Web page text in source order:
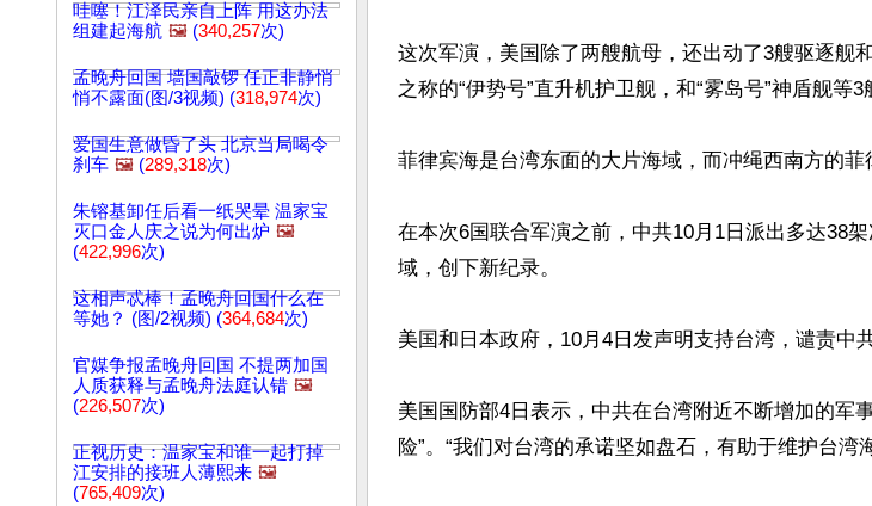
哇噻！江泽民亲自上阵 用这办法
组建起海航 🖼️ (340,257次)
孟晚舟回国 墙国敲锣 任正非静悄
悄不露面(图/3视频) (318,974次)
爱国生意做昏了头 北京当局喝令
刹车 🖼️ (289,318次)
朱镕基卸任后看一纸哭晕 温家宝
灭口金人庆之说为何出炉 🖼️
(422,996次)
这相声忒棒！孟晚舟回国什么在
等她？ (图/2视频) (364,684次)
官媒争报孟晚舟回国 不提两加国
人质获释与孟晚舟法庭认错 🖼️
(226,507次)
正视历史：温家宝和谁一起打掉
江安排的接班人薄熙来 🖼️
(765,409次)
这次军演，美国除了两艘航母，还出动了3艘驱逐舰
之称的“伊势号”直升机护卫舰，和“雾岛号”神盾舰等3
菲律宾海是台湾东面的大片海域，而冲绳西南方的菲
在本次6国联合军演之前，中共10月1日派出多达38
域，创下新纪录。
美国和日本政府，10月4日发声明支持台湾，谴责中共
美国国防部4日表示，中共在台湾附近不断增加的军
险”。“我们对台湾的承诺坚如盘石，有助于维护台湾